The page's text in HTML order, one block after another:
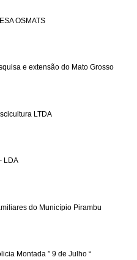
OSMATS
e extensão do Mato Grosso
LTDA
LDA
do Município Pirambu
Montada ” 9 de Julho “